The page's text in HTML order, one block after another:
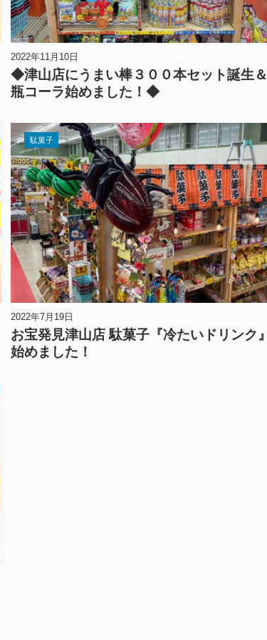
2022年11月10日
◆津山店にうまい棒３００本セット誕生＆
瓶コーラ始めました！◆
駄菓子
2022年7月19日
お宝発見津山店 駄菓子『冷たいドリンク』
始めました！